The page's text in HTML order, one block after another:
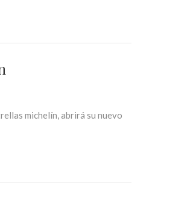
michelín, abrirá su nuevo